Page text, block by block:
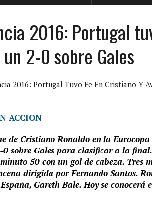
2016: Portugal
2-0 sobre Gales
2016: Portugal Tuvo Fe En Cristiano Y
de Cristiano Ronaldo en la
sobre Gales para clasificar a la
50 con un gol de cabeza. Tres
dirigida por Fernando Santos.
Gareth Bale. Hoy se